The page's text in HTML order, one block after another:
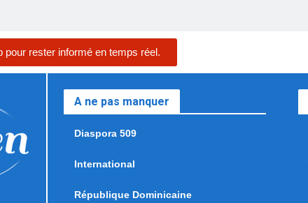
pour rester informé en temps réel.
A ne pas manquer
Diaspora 509
International
République Dominicaine